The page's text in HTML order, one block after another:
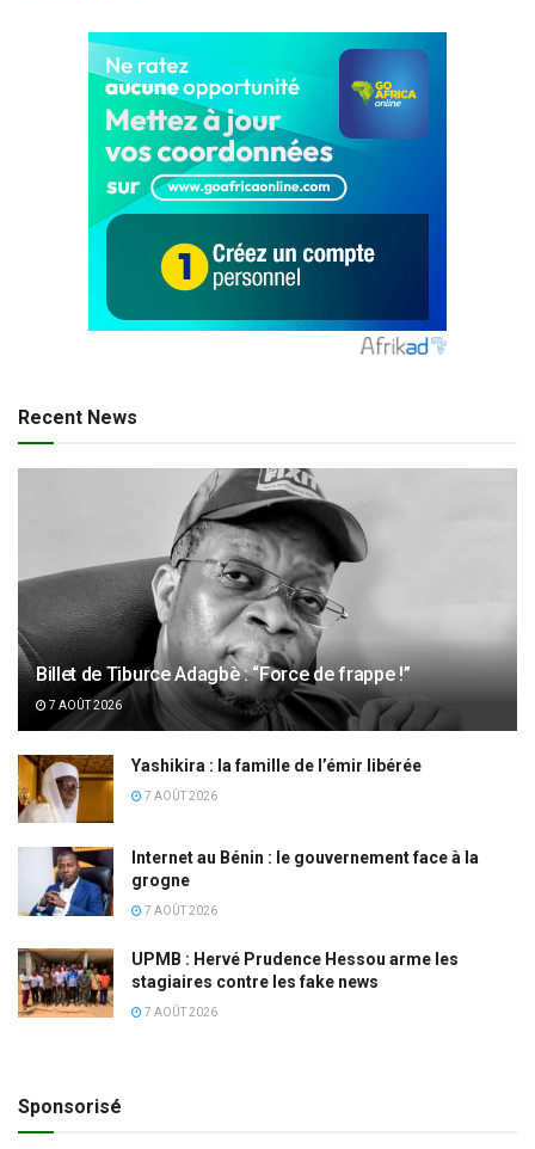
Recent News
Billet de Tiburce Adagbè : “Force de frappe !”
7 AOÛT 2026
Yashikira : la famille de l’émir libérée
7 AOÛT 2026
Internet au Bénin : le gouvernement face à la
grogne
7 AOÛT 2026
UPMB : Hervé Prudence Hessou arme les
stagiaires contre les fake news
7 AOÛT 2026
Sponsorisé